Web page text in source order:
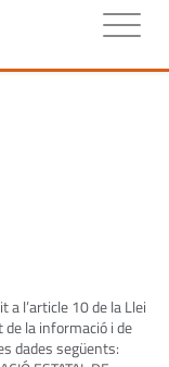
a l’article 10 de la Llei
de la informació i de
dades següents: